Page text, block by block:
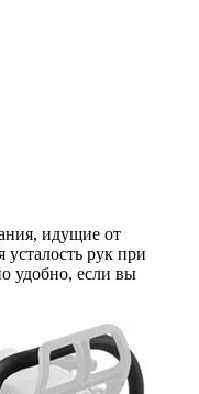
идущие от
усталость рук при
удобно, если вы